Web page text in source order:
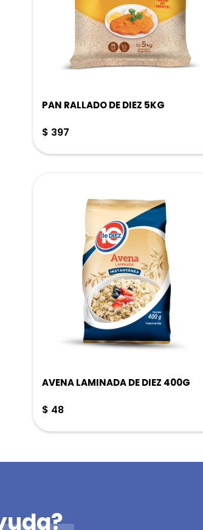
PAN RALLADO DE DIEZ 5KG
$ 397
AVENA LAMINADA DE DIEZ 400G
$ 48